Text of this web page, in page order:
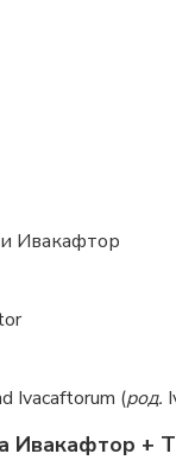
Ивакафтор
Ivacaftorum (род.
Ивакафтор +